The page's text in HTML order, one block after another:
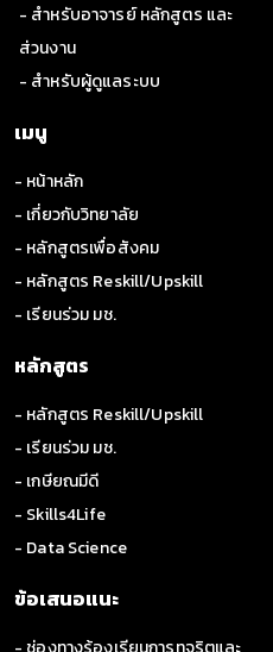
หลักการ ทางประสาทพฤติกรรมที่
ชีวิต การเชื่อมโยงหลักการทางปร
ด้านการทำกิจกรรมและการมีส่วน
ประสาทพฤติกรรมกับกรอบ การ
ไปถึงการเชื่อมโยงกรอบการปฏิบั
ใช้ บัญชีสากลเพื่อการจำแนกการ
กรณีศึกษาผู้ป่วยจิตเวชที่บกพร่อง
ทั้งนี้ทางคณะผู้สอนในหลักสูตร ค
ช่วยเพิ่ม ความสามารถในการปฏิ
การประยุกต์ใช้หลักการและทฤษฎี
การให้บริการทางกิจกรรมบำบัดใ
สุขภาพจิตต่อไป
บรรยายเนื้อหาการอบรมผ่านคลิป
MANGO Canvas ทั้งนี้ผู้เรียนสาม
อบรม ดังนี้
หัวข้อที่ หัวข้อหลักสูตรอบรม
- สำหรับอาจารย์ หลักสูตร และ
ส่วนงาน
- สำหรับผู้ดูแลระบบ
เมนู
- หน้าหลัก
- เกี่ยวกับวิทยาลัย
- หลักสูตรเพื่อสังคม
- หลักสูตร Reskill/Upskill
- เรียนร่วม มช.
หลักสูตร
- หลักสูตร Reskill/Upskill
- เรียนร่วม มช.
- เกษียณมีดี
- Skills4Life
- Data Science
ข้อเสนอแนะ